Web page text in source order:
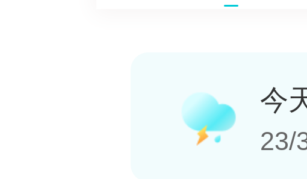
今